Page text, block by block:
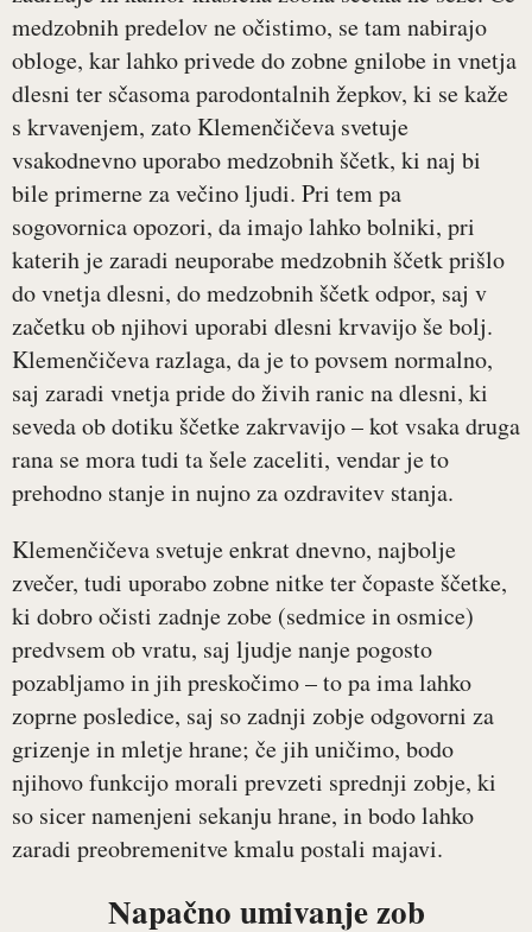
medzobnih predelov ne očistimo, se tam nabirajo
obloge, kar lahko privede do zobne gnilobe in vnetja
dlesni ter sčasoma parodontalnih žepkov, ki se kaže
s krvavenjem, zato Klemenčičeva svetuje
vsakodnevno uporabo medzobnih ščetk, ki naj bi
bile primerne za večino ljudi. Pri tem pa
sogovornica opozori, da imajo lahko bolniki, pri
katerih je zaradi neuporabe medzobnih ščetk prišlo
do vnetja dlesni, do medzobnih ščetk odpor, saj v
začetku ob njihovi uporabi dlesni krvavijo še bolj.
Klemenčičeva razlaga, da je to povsem normalno,
saj zaradi vnetja pride do živih ranic na dlesni, ki
seveda ob dotiku ščetke zakrvavijo – kot vsaka druga
rana se mora tudi ta šele zaceliti, vendar je to
prehodno stanje in nujno za ozdravitev stanja.
Klemenčičeva svetuje enkrat dnevno, najbolje
zvečer, tudi uporabo zobne nitke ter čopaste ščetke,
ki dobro očisti zadnje zobe (sedmice in osmice)
predvsem ob vratu, saj ljudje nanje pogosto
pozabljamo in jih preskočimo – to pa ima lahko
zoprne posledice, saj so zadnji zobje odgovorni za
grizenje in mletje hrane; če jih uničimo, bodo
njihovo funkcijo morali prevzeti sprednji zobje, ki
so sicer namenjeni sekanju hrane, in bodo lahko
zaradi preobremenitve kmalu postali majavi.
Napačno umivanje zob